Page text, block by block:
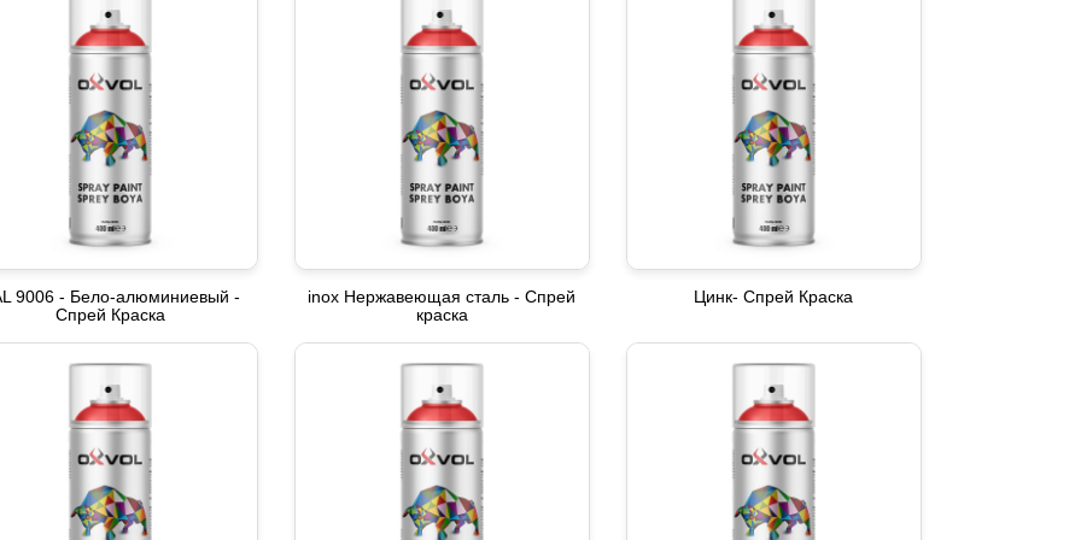
9006 - Бело-алюминиевый -
Спрей Краска
inox Нержавеющая сталь - Спрей
краска
Цинк- Спрей Краска